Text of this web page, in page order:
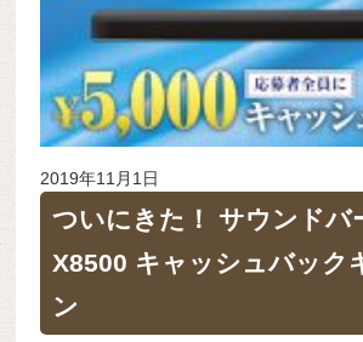
2019年11月1日
ついにきた！ サウンドバ
X8500 キャッシュバック
ン